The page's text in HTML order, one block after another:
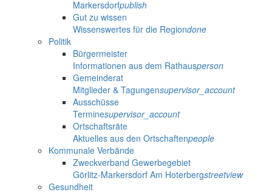
Markersdorfpublish
Gut zu wissen
Wissenswertes für die Regiondone
Politik
Bürgermeister
Informationen aus dem Rathausperson
Gemeinderat
Mitglieder & Tagungensupervisor_account
Ausschüsse
Terminesupervisor_account
Ortschaftsräte
Aktuelles aus den Ortschaftenpeople
Kommunale Verbände
Zweckverband Gewerbegebiet
Görlitz-Markersdorf Am Hoterbergstreetview
Gesundheit